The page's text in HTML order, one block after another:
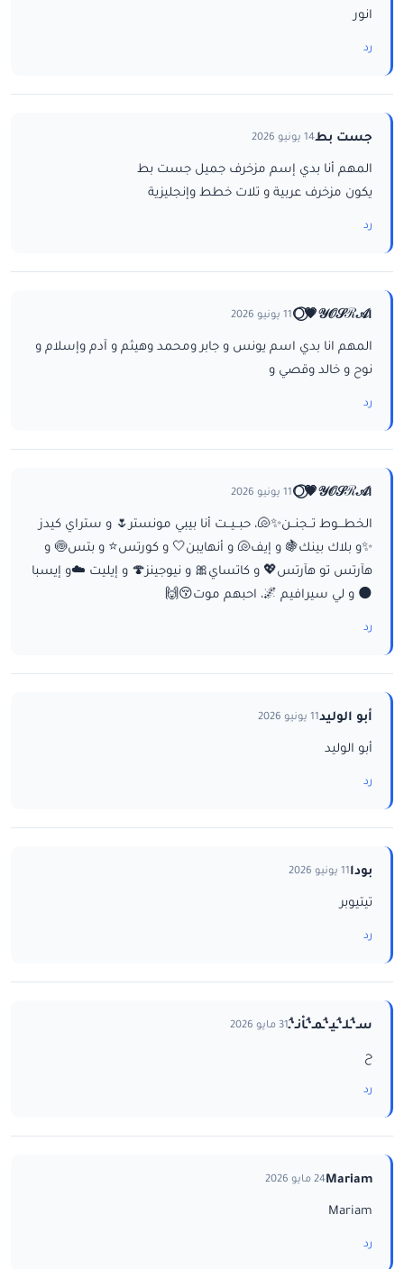
انور
رد
جست بط14 يونيو 2026
المهم أنا بدي إسم مزخرف جميل جست بط
يكون مزخرف عربية و تلات خطط وإنجليزية
رد
ا𝒴𝒪𝒮ℛ𝒜💗⃝🌕 11 يونيو 2026
المهم انا بدي اسم يونس و جابر ومحمد وهيثم و آدم وإسلام و
نوح و خالد وقصي و
رد
ا𝒴𝒪𝒮ℛ𝒜💗⃝🌕 11 يونيو 2026
الخطـــوط تــجنــن✨🐚، حبــيــت أنا بيبي مونستر🌷 و ستراي كيدز
✨و بلاك بينك🍇 و إيف🐚 و أنهايبن🤍 و كورتس⭐ و بتس🍥 و
هآرتس تو هآرتس💖 و كاتساي🎀 و نيوجينز🍄 و إيليت ☁️و إيسبا
🌑 و لي سيرافيم 🌌، احبهم موت😚🙌
رد
أبو الوليد11 يونيو 2026
أبو الوليد
رد
بودا11 يونيو 2026
تيتيوبر
رد
سـ‘ـُلـ‘ـُيـ‘ـُمـ‘ـُاْنـ‘ـُ31 مايو 2026
ح
رد
Mariam24 مايو 2026
Mariam
رد